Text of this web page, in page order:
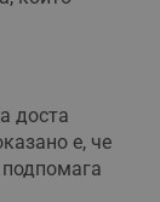
доста
е, че